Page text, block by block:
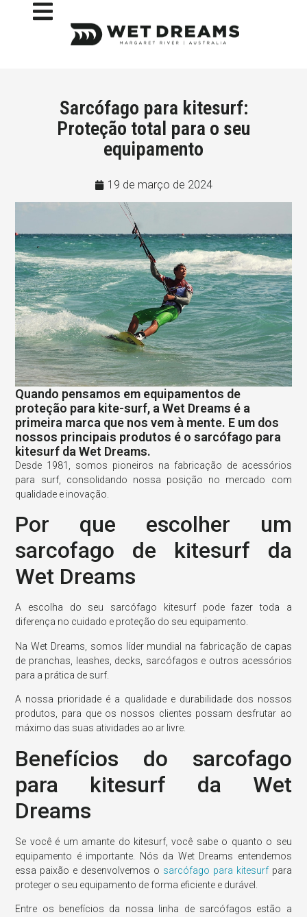
Sarcófago para kitesurf:
Proteção total para o seu
equipamento
19 de março de 2024
Quando pensamos em equipamentos de
proteção para kite-surf, a Wet Dreams é a
primeira marca que nos vem à mente. E um dos
nossos principais produtos é o sarcófago para
kitesurf da Wet Dreams.
Desde 1981, somos pioneiros na fabricação de acessórios
para surf, consolidando nossa posição no mercado com
qualidade e inovação.
Por que escolher um
sarcofago de kitesurf da
Wet Dreams
A escolha do seu sarcófago kitesurf pode fazer toda a
diferença no cuidado e proteção do seu equipamento.
Na Wet Dreams, somos líder mundial na fabricação de capas
de pranchas, leashes, decks, sarcófagos e outros acessórios
para a prática de surf.
A nossa prioridade é a qualidade e durabilidade dos nossos
produtos, para que os nossos clientes possam desfrutar ao
máximo das suas atividades ao ar livre.
Benefícios do sarcofago
para kitesurf da Wet
Dreams
Se você é um amante do kitesurf, você sabe o quanto o seu
equipamento é importante. Nós da Wet Dreams entendemos
essa paixão e desenvolvemos o sarcófago para kitesurfpara
proteger o seu equipamento de forma eficiente e durável.
Entre os benefícios da nossa linha de sarcófagos estão a